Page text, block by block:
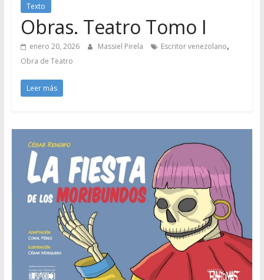
Texto
Obras. Teatro Tomo I
enero 20, 2026 Massiel Pirela Escritor venezolano,
Obra de Teatro
Leer más